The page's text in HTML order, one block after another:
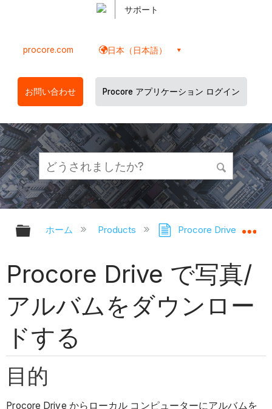
サポート
procore.com 日本（日本語）
お問い合わせ Procore アプリケーション ログイン
グローバル階層を展開/折りたたむ
ホーム Products Procore Drive
Procore Drive で写真/
アルバムをダウンロー
ドする
目的
Procore Drive からローカル コンピューターにアルバムを